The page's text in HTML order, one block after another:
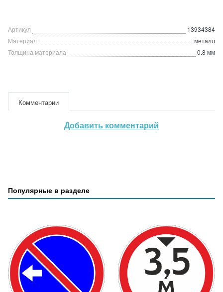
Артикул
13934384
Материал
металл
Толщина материала
0.8 мм
Комментарии
Добавить комментарий
Популярные в разделе